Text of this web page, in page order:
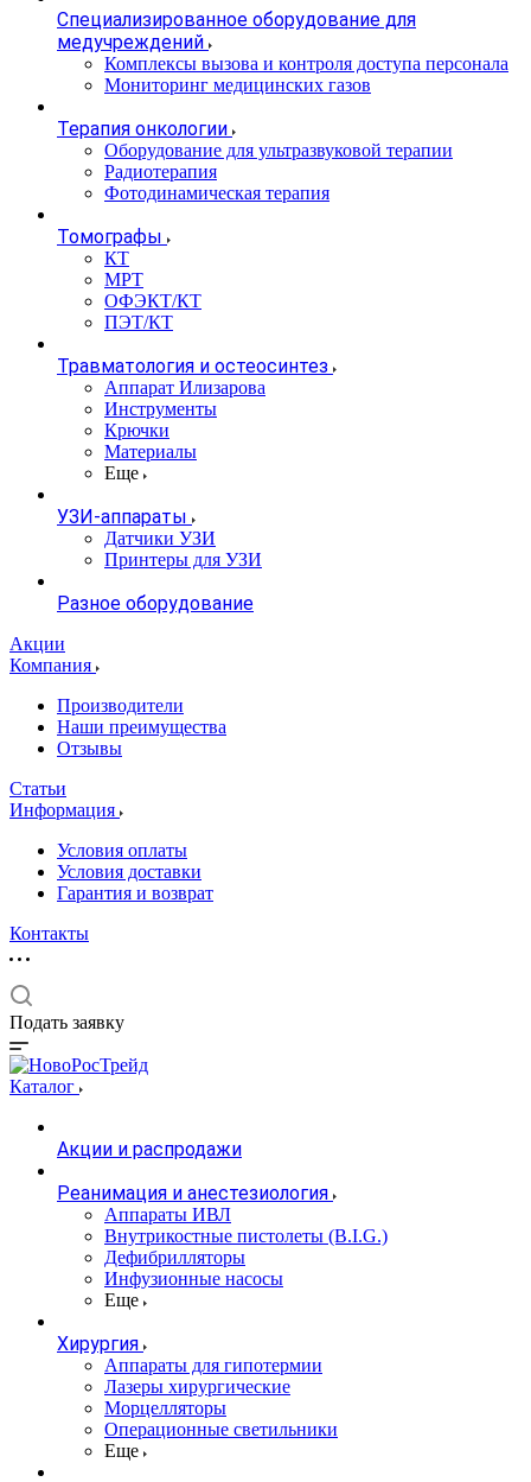
Специализированное оборудование для
медучреждений
Комплексы вызова и контроля доступа персонала
Мониторинг медицинских газов
Терапия онкологии
Оборудование для ультразвуковой терапии
Радиотерапия
Фотодинамическая терапия
Томографы
КТ
МРТ
ОФЭКТ/КТ
ПЭТ/КТ
Травматология и остеосинтез
Аппарат Илизарова
Инструменты
Крючки
Материалы
Еще
УЗИ-аппараты
Датчики УЗИ
Принтеры для УЗИ
Разное оборудование
Акции
Компания
Производители
Наши преимущества
Отзывы
Статьи
Информация
Условия оплаты
Условия доставки
Гарантия и возврат
Контакты
Подать заявку
Каталог
Акции и распродажи
Реанимация и анестезиология
Аппараты ИВЛ
Внутрикостные пистолеты (B.I.G.)
Дефибрилляторы
Инфузионные насосы
Еще
Хирургия
Аппараты для гипотермии
Лазеры хирургические
Морцелляторы
Операционные светильники
Еще